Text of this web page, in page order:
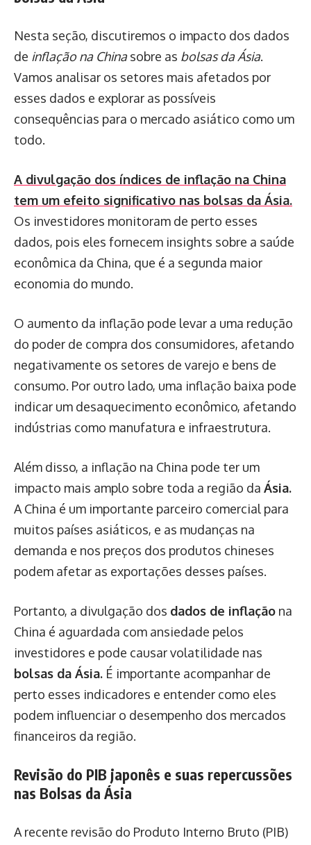
Nesta seção, discutiremos o impacto dos dados
de inflação na Chinasobre as bolsas da Ásia.
Vamos analisar os setores mais afetados por
esses dados e explorar as possíveis
consequências para o mercado asiático como um
todo.
A divulgação dos índices de inflação na China
tem um efeito significativo nas bolsas da Ásia.
Os investidores monitoram de perto esses
dados, pois eles fornecem insights sobre a saúde
econômica da China, que é a segunda maior
economia do mundo.
O aumento da inflação pode levar a uma redução
do poder de compra dos consumidores, afetando
negativamente os setores de varejo e bens de
consumo. Por outro lado, uma inflação baixa pode
indicar um desaquecimento econômico, afetando
indústrias como manufatura e infraestrutura.
Além disso, a inflação na China pode ter um
impacto mais amplo sobre toda a região da Ásia.
A China é um importante parceiro comercial para
muitos países asiáticos, e as mudanças na
demanda e nos preços dos produtos chineses
podem afetar as exportações desses países.
Portanto, a divulgação dos dados de inflação na
China é aguardada com ansiedade pelos
investidores e pode causar volatilidade nas
bolsas da Ásia. É importante acompanhar de
perto esses indicadores e entender como eles
podem influenciar o desempenho dos mercados
financeiros da região.
Revisão do PIB japonês e suas repercussões
nas Bolsas da Ásia
A recente revisão do Produto Interno Bruto (PIB)